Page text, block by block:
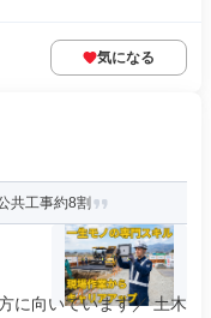
気になる
共工事約8割
に向いています／ 土木